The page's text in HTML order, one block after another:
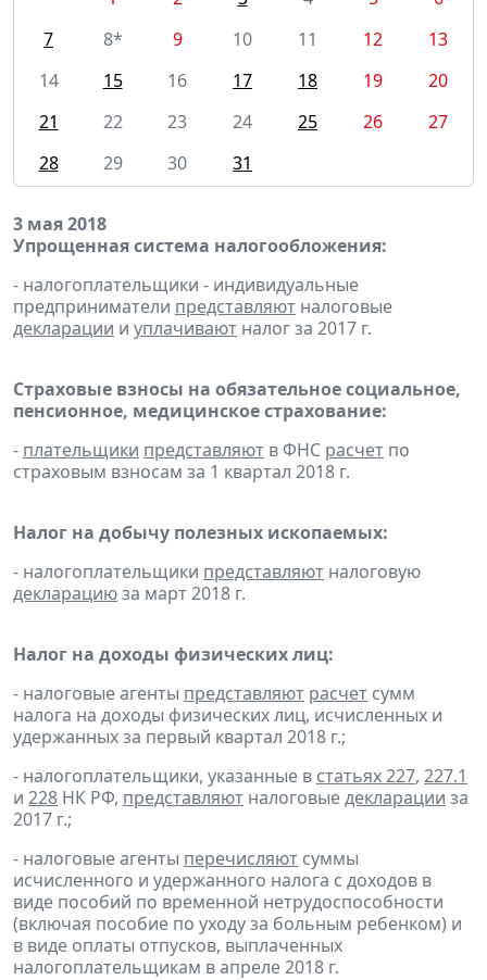
7
8* 9 10 11 12
13
14
15 16 17 18 19
20
21
22 23 24 25 26
27
28
29 30 31
3 мая 2018
Упрощенная система налогообложения:
- налогоплательщики - индивидуальные
предприниматели представляют налоговые
декларации и уплачивают налог за 2017 г.
Страховые взносы на обязательное социальное,
пенсионное, медицинское страхование:
- плательщики представляют в ФНС расчет по
страховым взносам за 1 квартал 2018 г.
Налог на добычу полезных ископаемых:
- налогоплательщики представляют налоговую
декларациюза март 2018 г.
Налог на доходы физических лиц:
- налоговые агенты представляют расчет сумм
налога на доходы физических лиц, исчисленных и
удержанных за первый квартал 2018 г.;
- налогоплательщики, указанные в статьях 227, 227.1
и 228 НК РФ, представляют налоговыедекларации за
2017 г.;
- налоговые агенты перечисляют суммы
исчисленного и удержанного налога с доходов в
виде пособий по временной нетрудоспособности
(включая пособие по уходу за больным ребенком) и
в виде оплаты отпусков, выплаченных
налогоплательщикам в апреле 2018 г.